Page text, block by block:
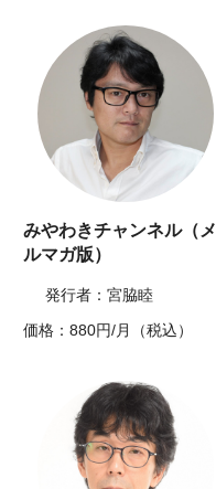
みやわきチャンネル（メ
ルマガ版）
発行者：宮脇睦
価格：880円/月（税込）